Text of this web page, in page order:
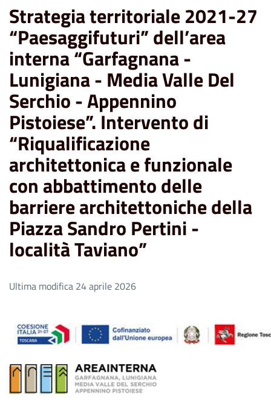
Strategia territoriale 2021-27
“Paesaggifuturi” dell’area
interna “Garfagnana -
Lunigiana - Media Valle Del
Serchio - Appennino
Pistoiese”. Intervento di
“Riqualificazione
architettonica e funzionale
con abbattimento delle
barriere architettoniche della
Piazza Sandro Pertini -
località Taviano”
Ultima modifica 24 aprile 2026